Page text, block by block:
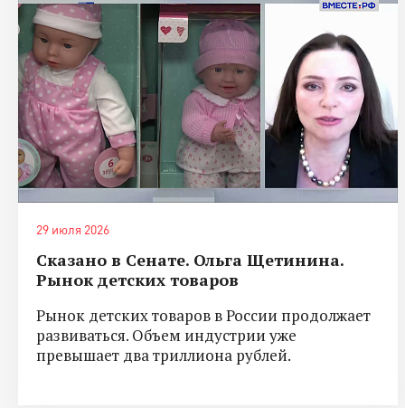
29 июля 2026
Сказано в Сенате. Ольга Щетинина.
Рынок детских товаров
Рынок детских товаров в России продолжает
развиваться. Объем индустрии уже
превышает два триллиона рублей.